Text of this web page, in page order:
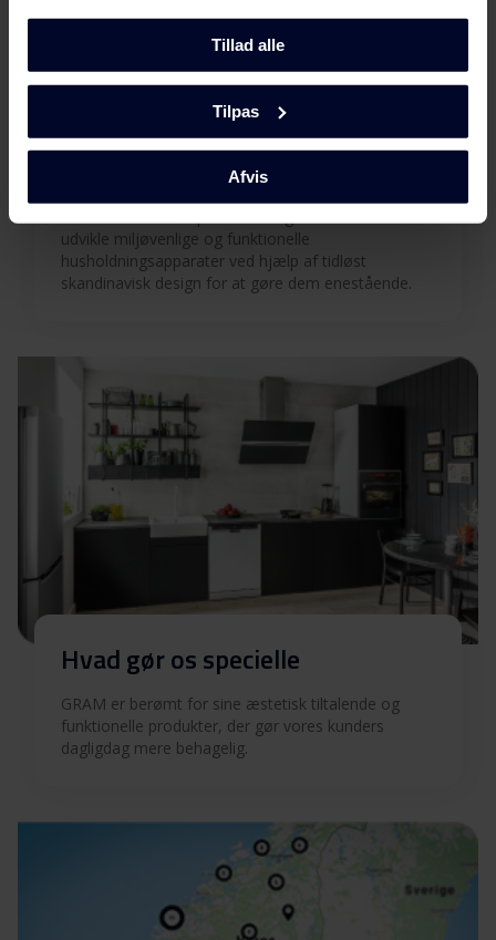
Tillad alle
Tilpas
Afvis
udvikle miljøvenlige og funktionelle
husholdningsapparater ved hjælp af tidløst
skandinavisk design for at gøre dem enestående.
Hvad gør os specielle
GRAM er berømt for sine æstetisk tiltalende og
funktionelle produkter, der gør vores kunders
dagligdag mere behagelig.